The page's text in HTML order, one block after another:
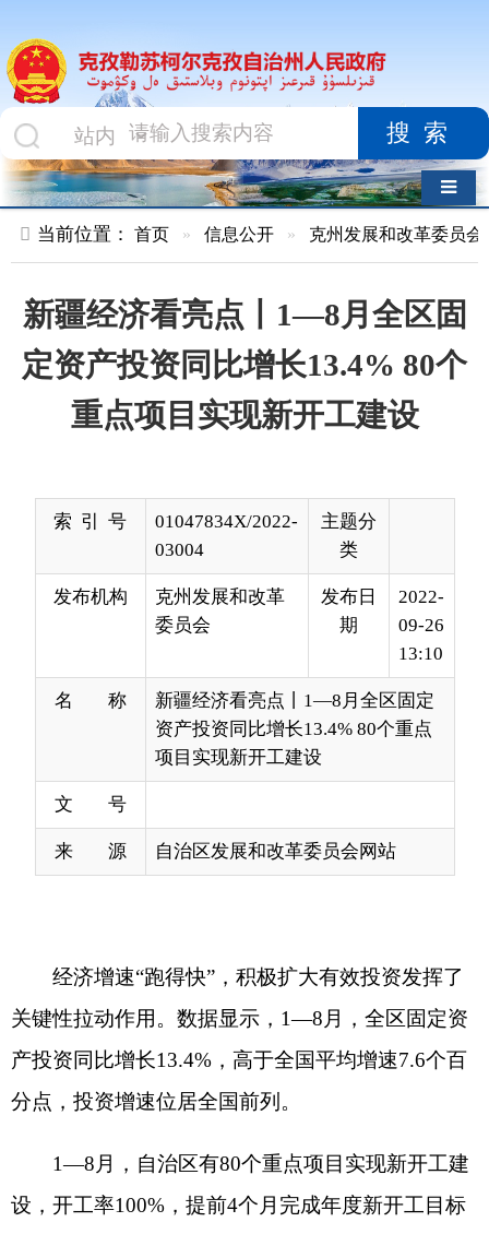
搜索
当前位置： 首页 信息公开 » 克州发展和改革委员会 » 项目进
新疆经济看亮点丨1—8月全区固
定资产投资同比增长13.4% 80个
重点项目实现新开工建设
索 引 号 01047834X/2022- 主题分
发布机构 克州发展和改革
委员会
发布日
期
2022-
09-26
13:10
名 称 新疆经济看亮点丨1—8月全区固定
资产投资同比增长13.4% 80个重点
项目实现新开工建设
来 源 自治区发展和改革委员会网站
经济增速
“跑得快”，积极扩大有效投资发挥了
关键性拉动作用。数据显示，1—8月，全区固定资
1—8月，自治区有80个重点项目实现新开工建
设，开工率100%，提前4个月完成年度新开工目标
记者从自治区发展改革委了解到，今年全区重
项目按照实物工作量累计完成投资1803亿元，比去
年同期增加169亿元。和田至若羌铁路、阿克苏至